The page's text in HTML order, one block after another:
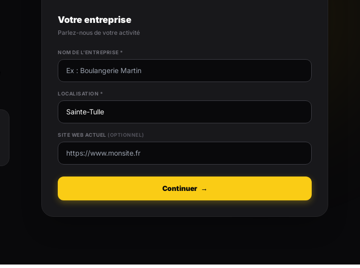
Votre entreprise
Parlez-nous de votre activité
NOM DE L'ENTREPRISE *
LOCALISATION *
SITE WEB ACTUEL (OPTIONNEL)
Continuer →